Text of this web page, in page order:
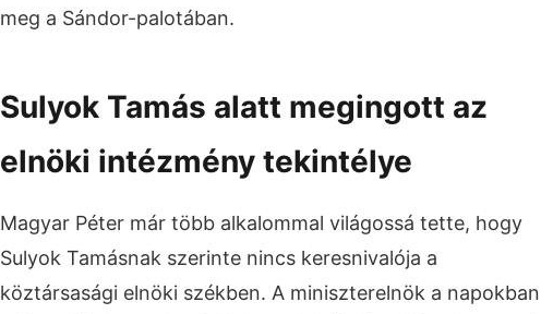
meg a Sándor-palotában.
Sulyok Tamás alatt megingott az
elnöki intézmény tekintélye
Magyar Péter már több alkalommal világossá tette, hogy
Sulyok Tamásnak szerinte nincs keresnivalója a
köztársasági elnöki székben. A miniszterelnök a napokban